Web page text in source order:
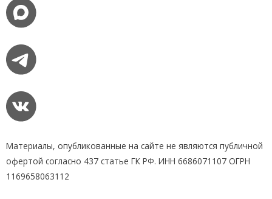
Материалы, опубликованные на сайте не являются публичной
офертой согласно 437 статье ГК РФ. ИНН 6686071107 ОГРН
1169658063112